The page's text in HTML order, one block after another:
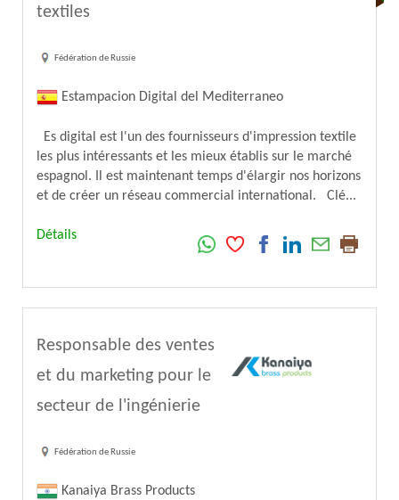
textiles
Fédération de Russie
Estampacion Digital del Mediterraneo
Es digital est l'un des fournisseurs d'impression textile
les plus intéressants et les mieux établis sur le marché
espagnol. Il est maintenant temps d'élargir nos horizons
et de créer un réseau commercial international. Clé...
Détails
Responsable des ventes
et du marketing pour le
secteur de l'ingénierie
Fédération de Russie
Kanaiya Brass Products